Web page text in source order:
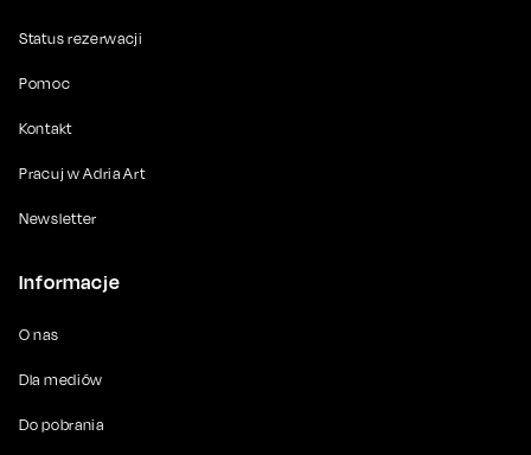
Status rezerwacji
Pomoc
Kontakt
Pracuj w Adria Art
Newsletter
Informacje
O nas
Dla mediów
Do pobrania